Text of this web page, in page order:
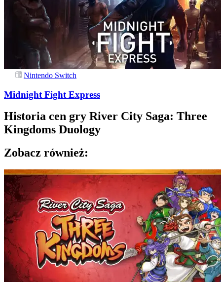
Nintendo Switch
Midnight Fight Express
Historia cen gry River City Saga: Three
Kingdoms Duology
Zobacz również: